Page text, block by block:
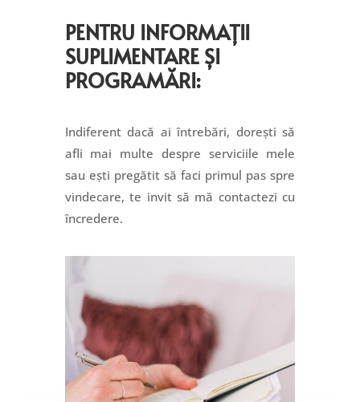
PENTRU INFORMAȚII
SUPLIMENTARE ȘI
PROGRAMĂRI:
Indiferent dacă ai întrebări, dorești să
afli mai multe despre serviciile mele
sau ești pregătit să faci primul pas spre
vindecare, te invit să mă contactezi cu
încredere.